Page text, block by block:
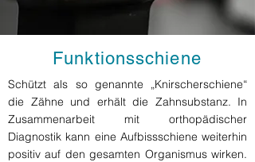
Funktionsschiene
Schützt als so genannte „Knirscherschiene“
die Zähne und erhält die Zahnsubstanz. In
Zusammenarbeit mit orthopädischer
Diagnostik kann eine Aufbissschiene weiterhin
positiv auf den gesamten Organismus wirken.